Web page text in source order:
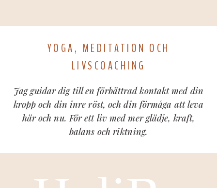
YOGA, MEDITATION OCH
LIVSCOACHING
Jag guidar dig till en förbättrad kontakt med din
kropp och din inre röst, och din förmåga att leva
här och nu. För ett liv med mer glädje, kraft,
balans och riktning.